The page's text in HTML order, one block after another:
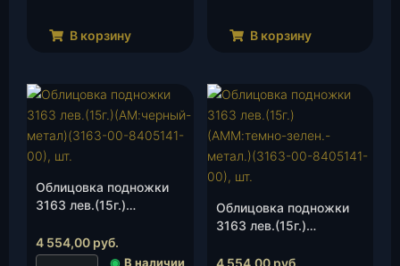
В корзину В корзину
Облицовка подножки
3163 лев.(15г.)
(3163-00-8405141-00),
шт.
4 554,00 руб.
◉ В наличии
Облицовка подножки
3163 лев.(15г.)
метал.)(3163-00-
4 554,00 руб.